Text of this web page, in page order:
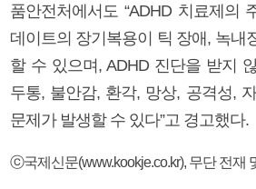
품안전처에서도 “ADHD 치료제의
데이트의 장기복용이 틱 장애, 녹내
할 수 있으며, ADHD 진단을 받지
두통, 불안감, 환각, 망상, 공격성,
문제가 발생할 수 있다”고 경고했다.
ⓒ국제신문(www.kookje.co.kr), 무단 전재